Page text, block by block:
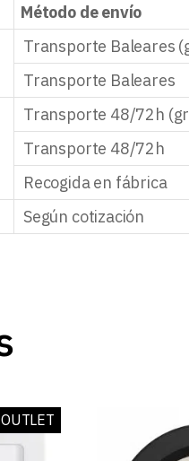
Método de envío
Transporte Baleares
Transporte Baleares
Transporte 48/72h
Transporte 48/72h
Recogida en fábrica
Según cotización
OUTLET